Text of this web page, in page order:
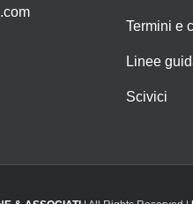
Termini e
Linee
Scivici